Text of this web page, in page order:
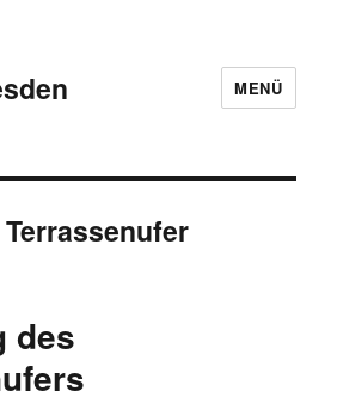
MENÜ
Terrassenufer
des